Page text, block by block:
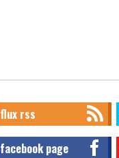
flux rss
facebook page